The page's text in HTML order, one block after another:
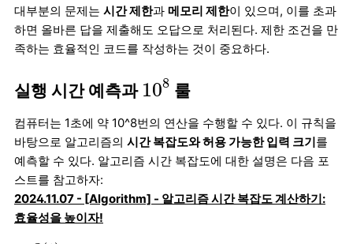
대부분의 문제는 시간 제한과 메모리 제한이 있으며, 이를 초과
하면 올바른 답을 제출해도 오답으로 처리된다. 제한 조건을 만
족하는 효율적인 코드를 작성하는 것이 중요하다.
실행 시간 예측과 108
108
룰
컴퓨터는 1초에 약 10^8번의 연산을 수행할 수 있다. 이 규칙을
바탕으로 알고리즘의 시간 복잡도와 허용 가능한 입력 크기를
예측할 수 있다. 알고리즘 시간 복잡도에 대한 설명은 다음 포
스트를 참고하자:
2024.11.07 - [Algorithm] - 알고리즘 시간 복잡도 계산하기:
효율성을 높이자!